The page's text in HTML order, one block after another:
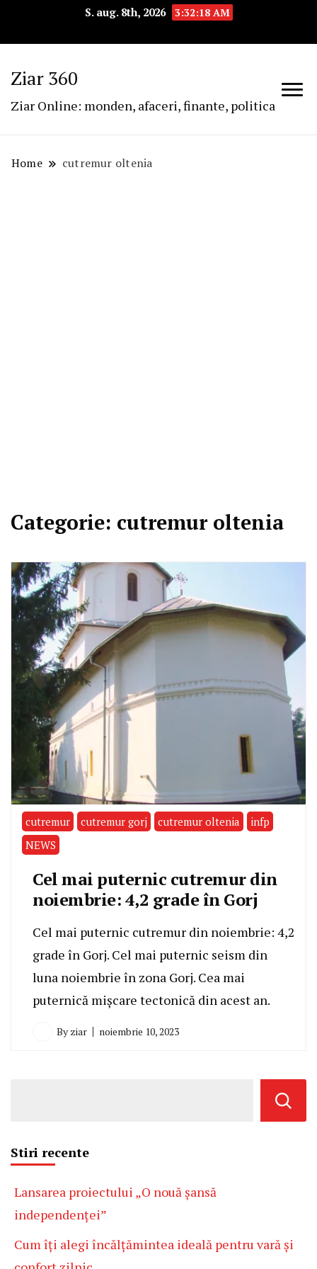
S. aug. 8th, 2026 3:32:18 AM
Ziar 360
Ziar Online: monden, afaceri, finante, politica
Home cutremur oltenia
Categorie: cutremur oltenia
cutremur cutremur gorj cutremur oltenia
infp
NEWS
Cel mai puternic cutremur din
noiembrie: 4,2 grade în Gorj
Cel mai puternic cutremur din noiembrie: 4,2
grade în Gorj. Cel mai puternic seism din
luna noiembrie în zona Gorj. Cea mai
puternică mişcare tectonică din acest an.
By ziar noiembrie 10, 2023
Stiri recente
Lansarea proiectului „O nouă șansă
independenței”
Cum îți alegi încălțămintea ideală pentru vară și